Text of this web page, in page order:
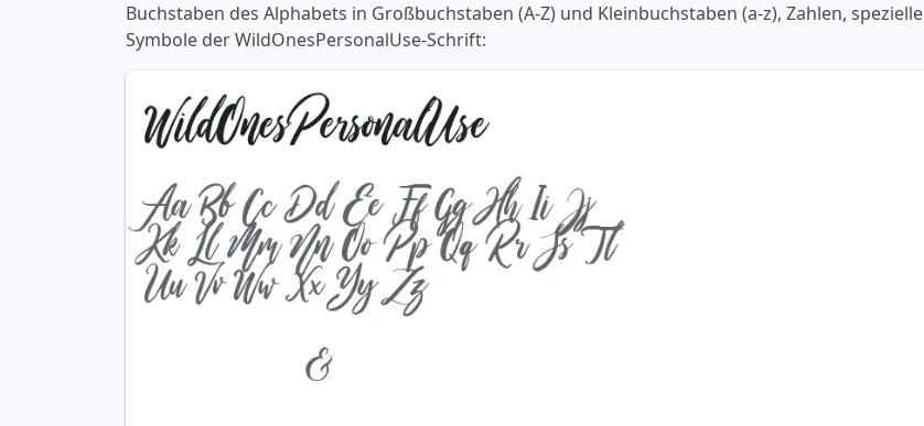
Buchstaben des Alphabets in Großbuchstaben (A-Z) und Kleinbuchstaben (a-z), Zahlen, spezielle
Symbole der WildOnesPersonalUse-Schrift: